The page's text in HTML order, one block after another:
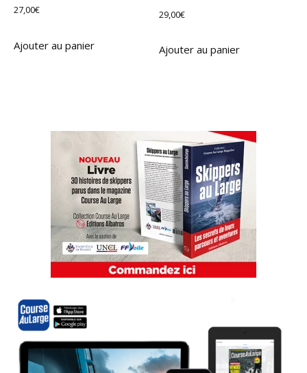
27,00€
Ajouter au panier
29,00€
Ajouter au panier